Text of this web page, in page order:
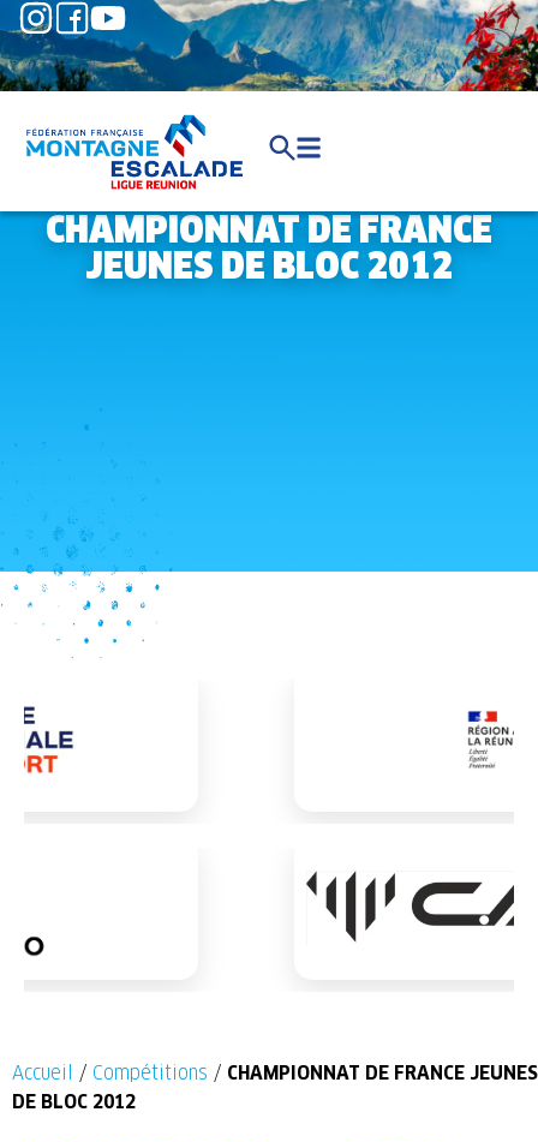
CHAMPIONNAT DE FRANCE
JEUNES DE BLOC 2012
Accueil / Compétitions / CHAMPIONNAT DE FRANCE JEUNES
DE BLOC 2012